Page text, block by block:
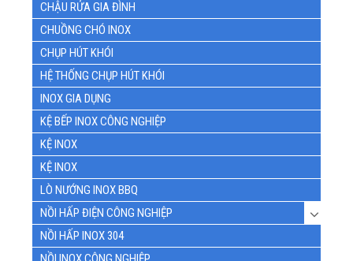
CHẬU RỬA GIA ĐÌNH
CHUỒNG CHÓ INOX
CHỤP HÚT KHÓI
HỆ THỐNG CHỤP HÚT KHÓI
INOX GIA DỤNG
KỆ BẾP INOX CÔNG NGHIỆP
KỆ INOX
KỆ INOX
LÒ NƯỚNG INOX BBQ
NỒI HẤP ĐIỆN CÔNG NGHIỆP
NỒI HẤP INOX 304